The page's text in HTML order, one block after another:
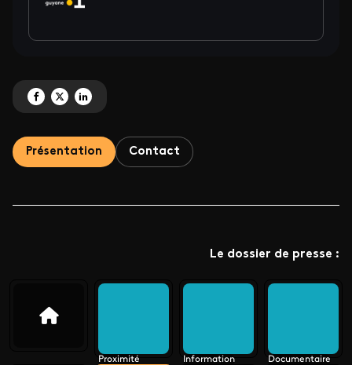
Partagez 'Événements' sur Facebook
Partagez 'Événements' sur X
Partagez 'Événements' sur LinkedIn
Présentation Contact
Le dossier de presse :
Proximité Information Documentaire